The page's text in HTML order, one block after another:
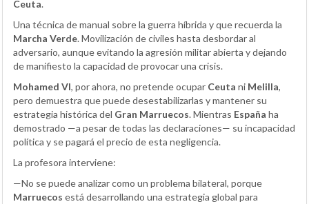
Ceuta.
Una técnica de manual sobre la guerra híbrida y que recuerda la
Marcha Verde. Movilización de civiles hasta desbordar al
adversario, aunque evitando la agresión militar abierta y dejando
de manifiesto la capacidad de provocar una crisis.
Mohamed VI, por ahora, no pretende ocupar Ceuta ni Melilla,
pero demuestra que puede desestabilizarlas y mantener su
estrategia histórica del Gran Marruecos. Mientras España ha
demostrado —a pesar de todas las declaraciones— su incapacidad
política y se pagará el precio de esta negligencia.
La profesora interviene:
—No se puede analizar como un problema bilateral, porque
Marruecos está desarrollando una estrategia global para